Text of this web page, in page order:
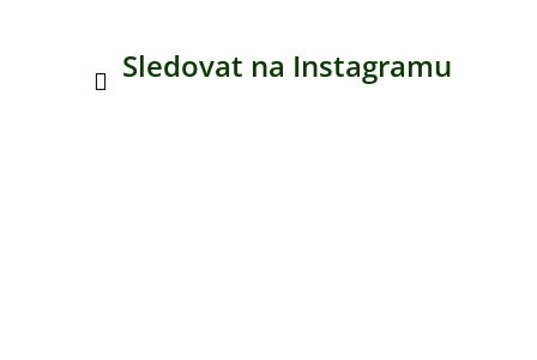
Sledovat na Instagramu